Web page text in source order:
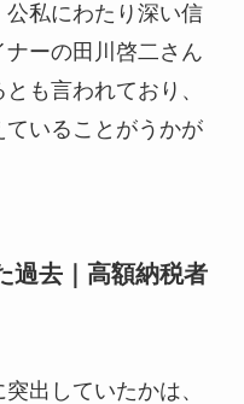
私にわたり深い信
ーの田川啓二さん
も言われており、
いることがうかが
過去｜高額納税者
出していたかは、